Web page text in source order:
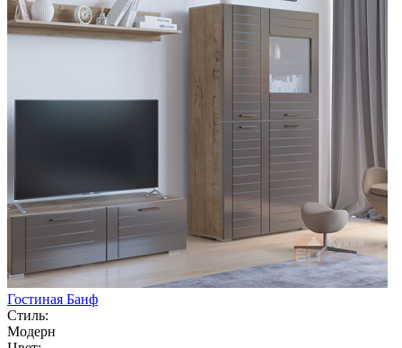
Гостиная Банф
Стиль:
Модерн